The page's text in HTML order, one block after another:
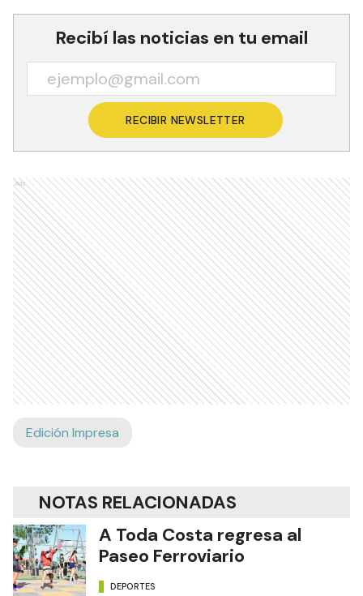
los de General San Martín.
Recibí las noticias en tu email
Ads
NOTAS RELACIONADAS
A Toda Costa regresa al